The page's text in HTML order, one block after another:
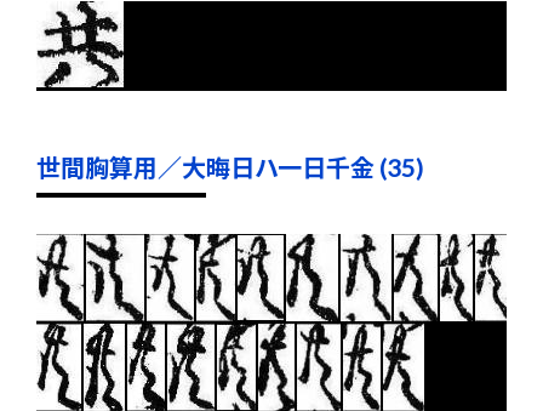
世間胸算用／大晦日ハ一日千金 (35)